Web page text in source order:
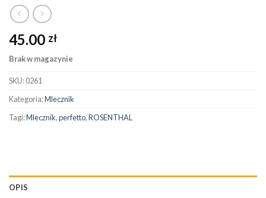
45.00 zł
Brak w magazynie
SKU:0261
Kategoria:Mlecznik
Tagi:Mlecznik,perfetto,ROSENTHAL
OPIS